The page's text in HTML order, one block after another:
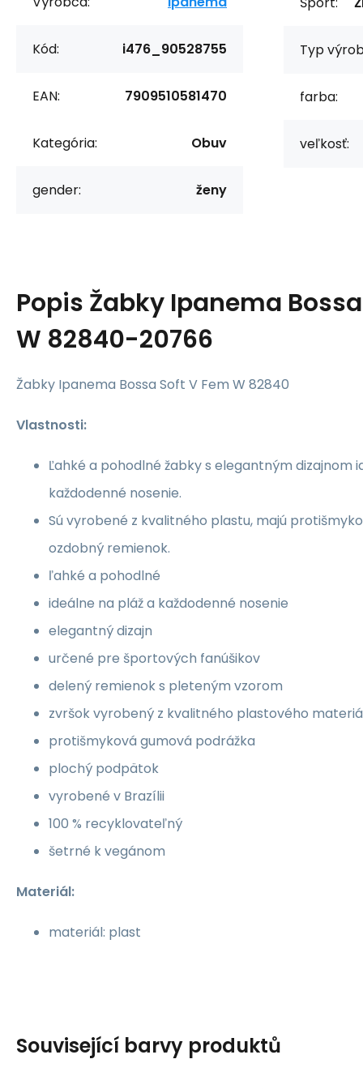
Kód: i476_90528755
EAN: 7909510581470
Kategória: Obuv
gender: ženy
Typ
farba:
veľkosť:
Popis Žabky Ipanema
W 82840-20766
Žabky Ipanema Bossa Soft V Fem W 82840
Vlastnosti:
Ľahké a pohodlné žabky s elegantným dizajnom
každodenné nosenie.
Sú vyrobené z kvalitného plastu, majú
ozdobný remienok.
ľahké a pohodlné
ideálne na pláž a každodenné nosenie
elegantný dizajn
určené pre športových fanúšikov
delený remienok s pleteným vzorom
zvršok vyrobený z kvalitného plastového
protišmyková gumová podrážka
plochý podpätok
vyrobené v Brazílii
100 % recyklovateľný
šetrné k vegánom
Materiál:
materiál: plast
Související barvy produktů